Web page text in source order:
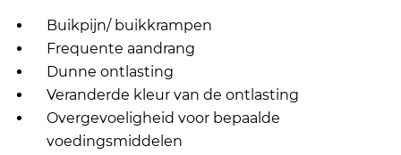
Buikpijn/ buikkrampen
Frequente aandrang
Dunne ontlasting
Veranderde kleur van de ontlasting
Overgevoeligheid voor bepaalde
voedingsmiddelen